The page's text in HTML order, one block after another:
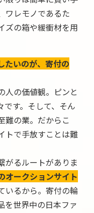
ワレモノであるた
ズの箱や緩衝材を用
たいのが、寄付の
人の価値観。ピンと
す。そして、そん
難の業。だからこ
トで手放すことは難
がるルートがありま
オークションサイト
いるから。寄付の輪
を世界中の日本ファ